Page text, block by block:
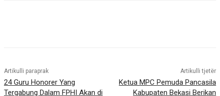
Artikulli paraprak
24 Guru Honorer Yang
Tergabung Dalam FPHI Akan di
Artikulli tjetër
Ketua MPC Pemuda Pancasila
Kabupaten Bekasi Berikan